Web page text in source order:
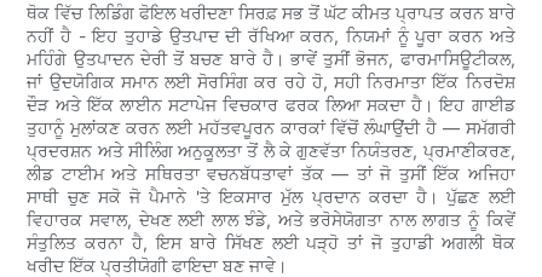
ਥੋਕ ਵਿੱਚ ਲਿਡਿੰਗ ਫੋਇਲ ਖਰੀਦਣਾ ਸਿਰਫ਼ ਸਭ ਤੋਂ ਘੱਟ ਕੀਮਤ ਪ੍ਰਾਪਤ ਕਰਨ ਬਾਰੇ
ਨਹੀਂ ਹੈ - ਇਹ ਤੁਹਾਡੇ ਉਤਪਾਦ ਦੀ ਰੱਖਿਆ ਕਰਨ, ਨਿਯਮਾਂ ਨੂੰ ਪੂਰਾ ਕਰਨ ਅਤੇ
ਮਹਿੰਗੇ ਉਤਪਾਦਨ ਦੇਰੀ ਤੋਂ ਬਚਣ ਬਾਰੇ ਹੈ। ਭਾਵੇਂ ਤੁਸੀਂ ਭੋਜਨ, ਫਾਰਮਾਸਿਊਟੀਕਲ,
ਜਾਂ ਉਦਯੋਗਿਕ ਸਮਾਨ ਲਈ ਸੋਰਸਿੰਗ ਕਰ ਰਹੇ ਹੋ, ਸਹੀ ਨਿਰਮਾਤਾ ਇੱਕ ਨਿਰਦੋਸ਼
ਦੌੜ ਅਤੇ ਇੱਕ ਲਾਈਨ ਸਟਾਪੇਜ ਵਿਚਕਾਰ ਫਰਕ ਲਿਆ ਸਕਦਾ ਹੈ। ਇਹ ਗਾਈਡ
ਤੁਹਾਨੂੰ ਮੁਲਾਂਕਣ ਕਰਨ ਲਈ ਮਹੱਤਵਪੂਰਨ ਕਾਰਕਾਂ ਵਿੱਚੋਂ ਲੰਘਾਉਂਦੀ ਹੈ — ਸਮੱਗਰੀ
ਪ੍ਰਦਰਸ਼ਨ ਅਤੇ ਸੀਲਿੰਗ ਅਨੁਕੂਲਤਾ ਤੋਂ ਲੈ ਕੇ ਗੁਣਵੱਤਾ ਨਿਯੰਤਰਣ, ਪ੍ਰਮਾਣੀਕਰਣ,
ਲੀਡ ਟਾਈਮ ਅਤੇ ਸਥਿਰਤਾ ਵਚਨਬੱਧਤਾਵਾਂ ਤੱਕ — ਤਾਂ ਜੋ ਤੁਸੀਂ ਇੱਕ ਅਜਿਹਾ
ਸਾਥੀ ਚੁਣ ਸਕੋ ਜੋ ਪੈਮਾਨੇ 'ਤੇ ਇਕਸਾਰ ਮੁੱਲ ਪ੍ਰਦਾਨ ਕਰਦਾ ਹੈ। ਪੁੱਛਣ ਲਈ
ਵਿਹਾਰਕ ਸਵਾਲ, ਦੇਖਣ ਲਈ ਲਾਲ ਝੰਡੇ, ਅਤੇ ਭਰੋਸੇਯੋਗਤਾ ਨਾਲ ਲਾਗਤ ਨੂੰ ਕਿਵੇਂ
ਸੰਤੁਲਿਤ ਕਰਨਾ ਹੈ, ਇਸ ਬਾਰੇ ਸਿੱਖਣ ਲਈ ਪੜ੍ਹੋ ਤਾਂ ਜੋ ਤੁਹਾਡੀ ਅਗਲੀ ਥੋਕ
ਖਰੀਦ ਇੱਕ ਪ੍ਰਤੀਯੋਗੀ ਫਾਇਦਾ ਬਣ ਜਾਵੇ।